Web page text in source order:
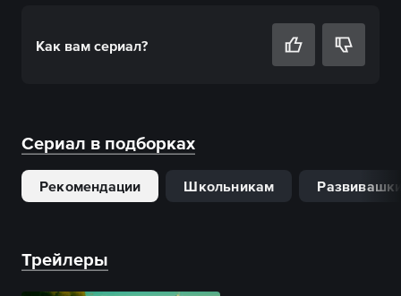
Как вам сериал?
Сериал в подборках
Рекомендации Школьникам
Трейлеры